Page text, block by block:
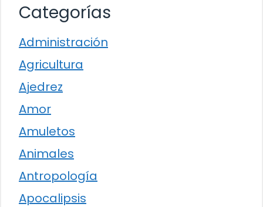
Categorías
Administración
Agricultura
Ajedrez
Amor
Amuletos
Animales
Antropología
Apocalipsis